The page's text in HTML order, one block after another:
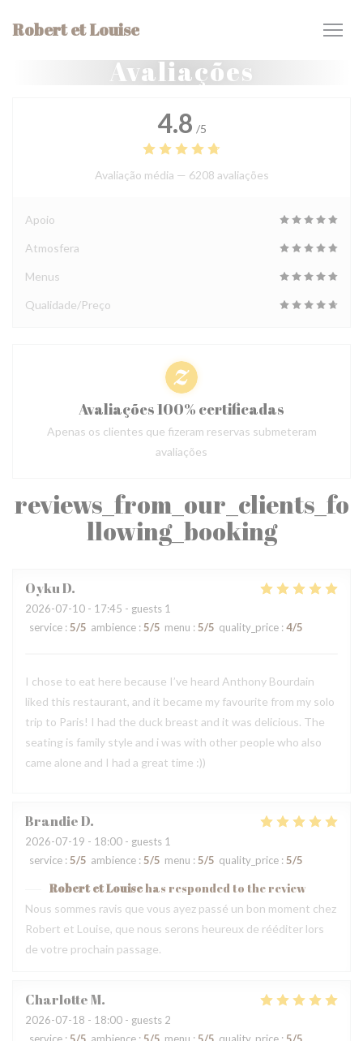
Robert et Louise
Avaliações
reviews_from_our_clients_fo
llowing_booking
OykuD
2026-07-10 - 17:45 - guests 1
service : 5/5 ambience : 5/5 menu : 5/5 quality_price : 4/5
I chose to eat here because I’ve heard Anthony Bourdain
liked this restaurant, and it became my favourite from my solo
trip to Paris! I had the duck breast and it was delicious. The
seating is family style and i was with other people who also
came alone and I had a great time :))
BrandieD
2026-07-19 - 18:00 - guests 1
service : 5/5 ambience : 5/5 menu : 5/5 quality_price : 5/5
Robert et Louisehas responded to the review
Nous sommes ravis que vous ayez passé un bon moment chez
Robert et Louise, que nous serons heureux de rééditer lors
de votre prochain passage.
CharlotteM
2026-07-18 - 18:00 - guests 2
4.8 /5
Avaliação média — 6208 avaliações
Apoio
Atmosfera
Menus
Qualidade/Preço
Avaliações 100% certificadas
Apenas os clientes que fizeram reservas submeteram
avaliações